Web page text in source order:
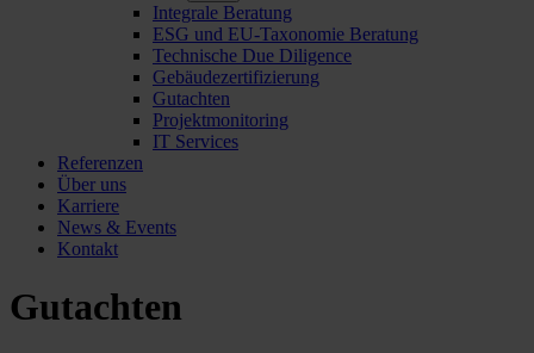
Integrale Beratung
ESG und EU-Taxonomie Beratung
Technische Due Diligence
Gebäudezertifizierung
Gutachten
Projektmonitoring
IT Services
Referenzen
Über uns
Karriere
News & Events
Kontakt
Gutachten